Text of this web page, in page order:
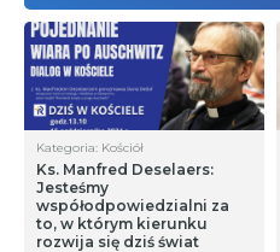
Kategoria: Kościół
Ks. Manfred Deselaers:
Jesteśmy
współodpowiedzialni za
to, w którym kierunku
rozwija się dziś świat